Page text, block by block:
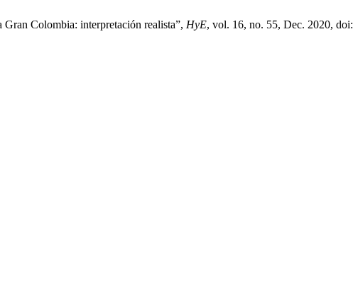
Colombia: interpretación realista”, HyE, vol. 16, no. 55, Dec. 2020, doi: